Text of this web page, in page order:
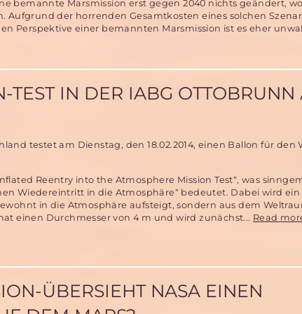
bemannte Marsmission erst gegen 2040 nichts geändert,
Aufgrund der horrenden Gesamtkosten eines solchen
Perspektive einer bemannten Marsmission ist es eher
IN DER IABG OTTOBRUNN
testet am Dienstag, den 18.02.2014, einen Ballon für den
Reentry into the Atmosphere Mission Test“, was
Wiedereintritt in die Atmosphäre“ bedeutet. Dabei wird ein
in die Atmosphäre aufsteigt, sondern aus dem
einen Durchmesser von 4 m und wird zunächst... Read
ÜBERSIEHT NASA EINEN